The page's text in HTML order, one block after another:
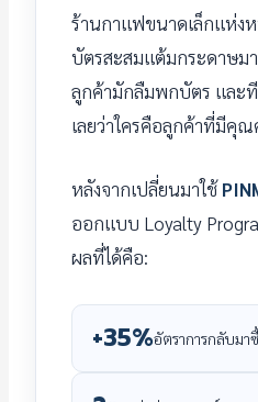
ร้านกาแฟขนาดเล็กแห่งห
บัตรสะสมแต้มกระดาษม
ลูกค้ามักลืมพกบัตร และที
เลยว่าใครคือลูกค้าที่มีคุณ
หลังจากเปลี่ยนมาใช้
ออกแบบ Loyalty
ผลที่ได้คือ:
+35%อัตราการกลับมา